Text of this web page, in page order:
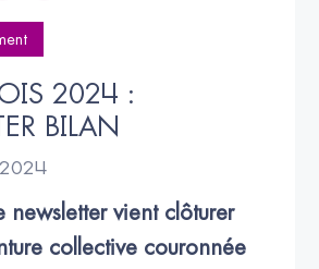
2024 :
BILAN
newsletter vient clôturer
collective couronnée